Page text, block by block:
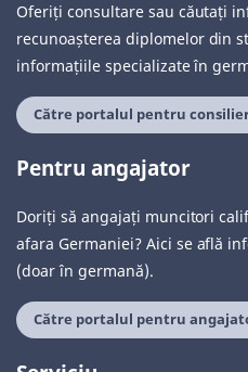
Oferiți consultare sau căutați
recunoașterea diplomelor din
informațiile specializate în
Către portalul pentru
Pentru angajator
Doriți să angajați muncitori
afara Germaniei? Aici se află
(doar în germană).
Către portalul pentru